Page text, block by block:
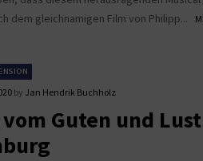
dem gleichnamigen Film von Philipp...
by Jan Hendrik Buchholz
Guten und